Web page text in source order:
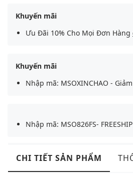
Khuyến mãi
Ưu Đãi 10% Cho Mọi Đơn Hàng
Khuyến mãi
Nhập mã: MSOXINCHAO -
Nhập mã: MSO826FS- FREESHIP
CHI TIẾT SẢN PHẨM